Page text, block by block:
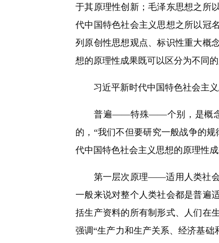
于其原理性创新；毛泽东思想之所
代中国特色社会主义思想之所以冠
列原创性思想观点、标识性重大概
想的原理性成果既可以区分为不同
习近平新时代中国特色社会主义
普遍——特殊——个别，是概念内
的，“我们不但要研究一般战争的
代中国特色社会主义思想的原理性
第一层次原理——适用人类社会的
一般来说对整个人类社会都是普遍
括生产资料的所有制形式、人们在
强调“生产力和生产关系、经济基